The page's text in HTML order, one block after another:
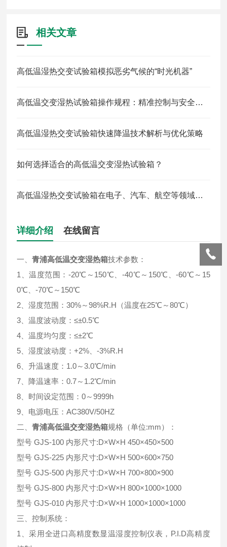
相关文章
高低温湿热交变试验箱模拟恶劣气候的“时光机器”
高低温交变湿热试验箱操作规程：精准控制与安全防护全解析
高低温湿热交变试验箱快速降温技术解析与优化策略
如何选择适合的高低温交变湿热试验箱？
高低温湿热交变试验箱在电子、汽车、航空等领域中的应用
详细介绍 在线留言
一、青浦高低温交变湿热箱技术参数：
1、温度范围：-20℃～150℃、-40℃～150℃、-60℃～15
0℃、-70℃～150℃
2、湿度范围：30%～98%R.H（温度在25℃～80℃）
3、温度波动度：≤±0.5℃
4、温度均匀度：≤±2℃
5、湿度波动度：+2%、-3%R.H
6、升温速度：1.0～3.0℃/min
7、降温速率：0.7～1.2℃/min
8、时间设定范围：0～9999h
9、电源电压：AC380V/50HZ
二、青浦高低温交变湿热箱规格（单位:mm）：
型号 GJS-100 内形尺寸:D×W×H 450×450×500
型号 GJS-225 内形尺寸:D×W×H 500×600×750
型号 GJS-500 内形尺寸:D×W×H 700×800×900
型号 GJS-800 内形尺寸:D×W×H 800×1000×1000
型号 GJS-010 内形尺寸:D×W×H 1000×1000×1000
三、控制系统：
1、采用全进口高精度数显温湿度控制仪表，P.I.D高精度